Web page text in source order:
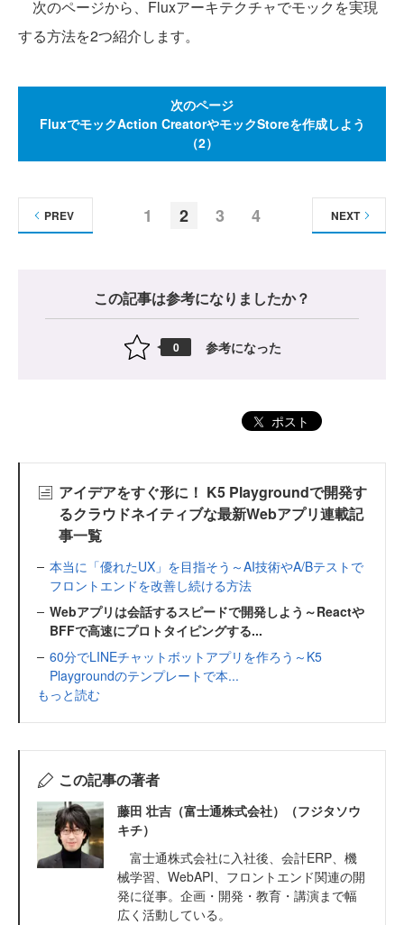
次のページから、Fluxアーキテクチャでモックを実現
する方法を2つ紹介します。
次のページ
FluxでモックAction CreatorやモックStoreを作成しよう
（2）
1 2 3 4
PREV NEXT
この記事は参考になりましたか？
0 参考になった
ポスト
アイデアをすぐ形に！ K5 Playgroundで開発す
るクラウドネイティブな最新Webアプリ連載記
事一覧
本当に「優れたUX」を目指そう～AI技術やA/Bテストで
フロントエンドを改善し続ける方法
Webアプリは会話するスピードで開発しよう～Reactや
BFFで高速にプロトタイピングする...
60分でLINEチャットボットアプリを作ろう～K5
Playgroundのテンプレートで本...
もっと読む
この記事の著者
藤田 壮吉（富士通株式会社）（フジタソウ
キチ）
富士通株式会社に入社後、会計ERP、機
械学習、WebAPI、フロントエンド関連の開
発に従事。企画・開発・教育・講演まで幅
広く活動している。